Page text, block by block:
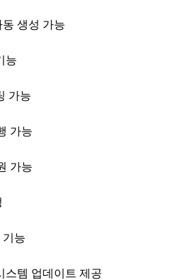
생성 가능
능
가능
가능
가능
능
스템 업데이트 제공